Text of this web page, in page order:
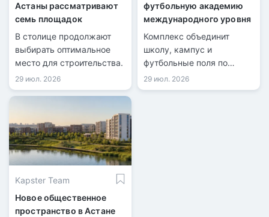
Астаны рассматривают
семь площадок
В столице продолжают
выбирать оптимальное
место для строительства.
29 июл. 2026
футбольную академию
международного уровня
Комплекс объединит
школу, кампус и
футбольные поля по
стандартам FIFA.
29 июл. 2026
Kapster Team
Новое общественное
пространство в Астане